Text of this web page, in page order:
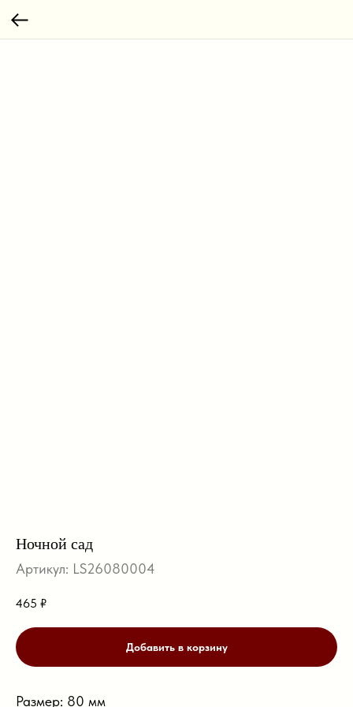
Ночной сад
Артикул: LS26080004
465 ₽
Добавить в корзину
Размер: 80 мм